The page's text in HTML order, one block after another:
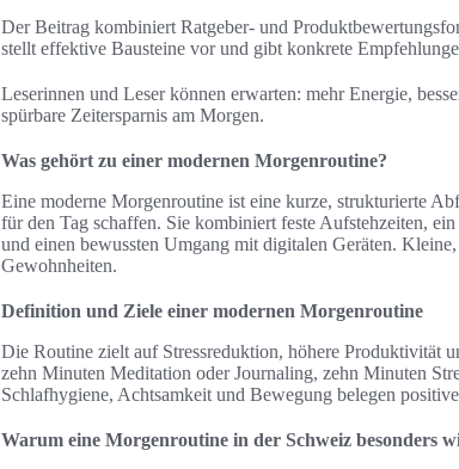
Der Beitrag kombiniert Ratgeber- und
stellt effektive Bausteine vor und gibt konkrete
Leserinnen und Leser können erwarten: mehr Energie,
spürbare Zeitersparnis am Morgen.
Was gehört zu einer modernen Morgenroutine?
Eine moderne Morgenroutine ist eine kurze, strukturierte
für den Tag schaffen. Sie kombiniert feste Aufstehzeiten,
und einen bewussten Umgang mit digitalen Geräten.
Gewohnheiten.
Definition und Ziele einer modernen Morgenroutine
Die Routine zielt auf Stressreduktion, höhere Produktivität
zehn Minuten Meditation oder Journaling, zehn Minuten
Schlafhygiene, Achtsamkeit und Bewegung belegen
Warum eine Morgenroutine in der Schweiz besonders